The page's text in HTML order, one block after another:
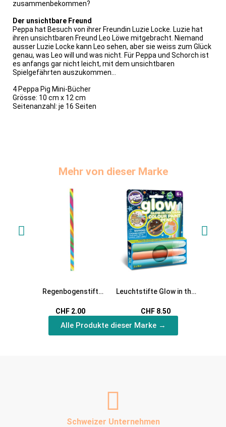
zusammenbekommen?
Der unsichtbare Freund
Peppa hat Besuch von ihrer Freundin Luzie Locke. Luzie hat
ihren unsichtbaren Freund Leo Löwe mitgebracht. Niemand
ausser Luzie Locke kann Leo sehen, aber sie weiss zum Glück
genau, was Leo will und was nicht. Für Peppa und Schorch ist
es anfangs gar nicht leicht, mit dem unsichtbaren
Spielgefährten auszukommen...
4 Peppa Pig Mini-Bücher
Grösse: 10 cm x 12 cm
Seitenanzahl: je 16 Seiten
Mehr von dieser Marke
Regenbogenstift
Stiftmine
CHF 2.00
Leuchtstifte Glow in the
CHF 8.50
Alle Produkte dieser Marke →
Schweizer Unternehmen